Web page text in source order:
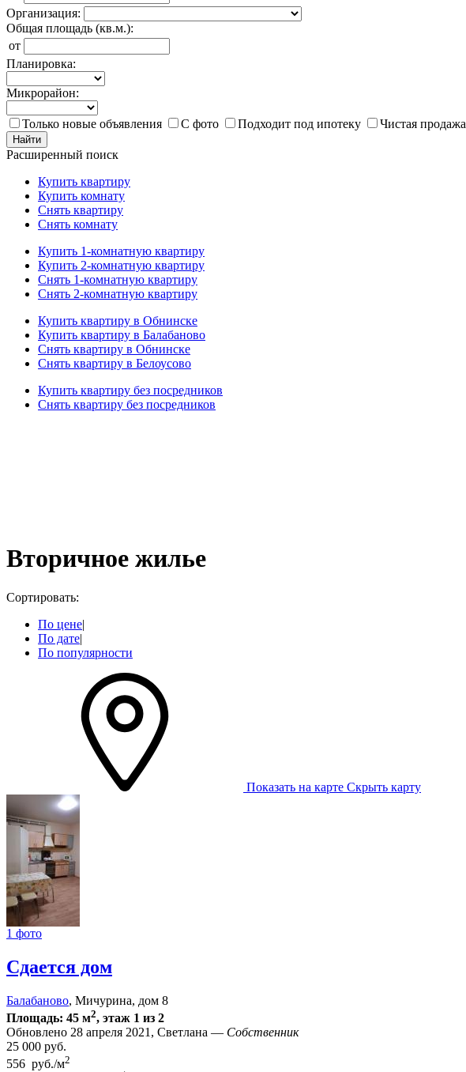
Организация:
Общая площадь (кв.м.):
от
Планировка:
Микрорайон:
Только новые объявления С фото Подходит под ипотеку Чистая продажа
Найти
Расширенный поиск
Купить квартиру
Купить комнату
Снять квартиру
Снять комнату
Купить 1-комнатную квартиру
Купить 2-комнатную квартиру
Снять 1-комнатную квартиру
Снять 2-комнатную квартиру
Купить квартиру в Обнинске
Купить квартиру в Балабаново
Снять квартиру в Обнинске
Снять квартиру в Белоусово
Купить квартиру без посредников
Снять квартиру без посредников
Вторичное жилье
Сортировать:
По цене|
По дате|
По популярности
Показать на карте Скрыть карту
1 фото
Сдается дом
Балабаново, Мичурина, дом 8
Площадь: 45 м2, этаж 1 из 2
Обновлено 28 апреля 2021, Светлана — Собственник
25 000 руб.
556 руб./м2